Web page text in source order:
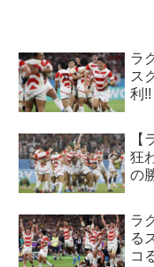
ラ
ス
利!!
【
狂
の
ラ
る
コ